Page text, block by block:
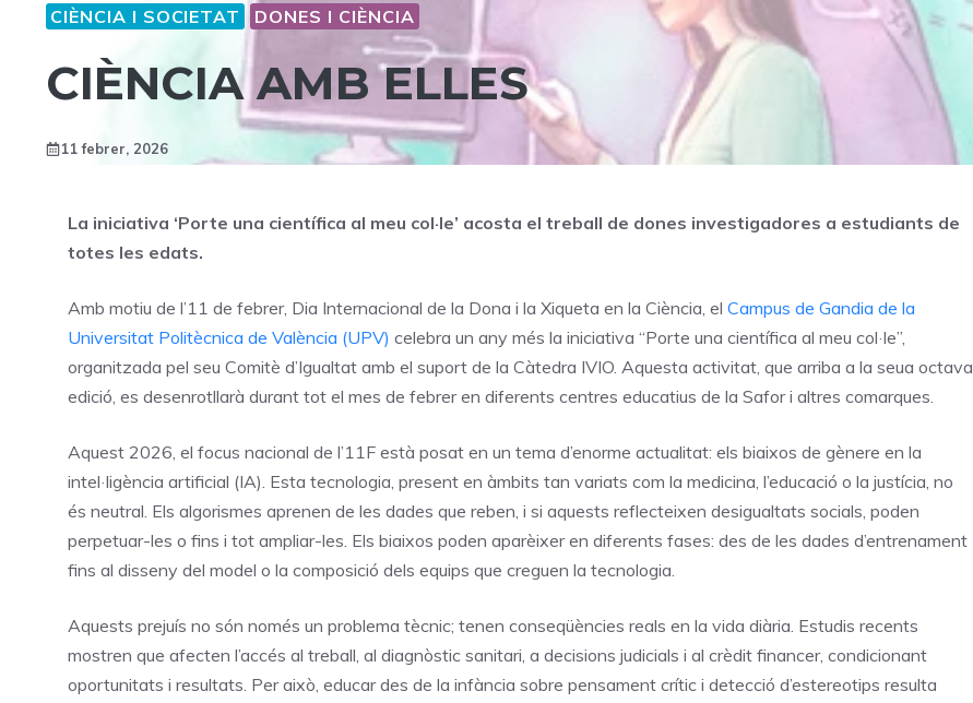
CIÈNCIA I SOCIETAT DONES I CIÈNCIA
CIÈNCIA AMB ELLES
11 febrer, 2026
La iniciativa ‘Porte una científica al meu col·le’ acosta el treball de dones investigadores a estudiants de
totes les edats.
Amb motiu de l’11 de febrer, Dia Internacional de la Dona i la Xiqueta en la Ciència, el Campus de Gandia de la
Universitat Politècnica de València (UPV) celebra un any més la iniciativa “Porte una científica al meu col·le”,
organitzada pel seu Comitè d’Igualtat amb el suport de la Càtedra IVIO. Aquesta activitat, que arriba a la seua octava
edició, es desenrotllarà durant tot el mes de febrer en diferents centres educatius de la Safor i altres comarques.
Aquest 2026, el focus nacional de l’11F està posat en un tema d’enorme actualitat: els biaixos de gènere en la
intel·ligència artificial (IA). Esta tecnologia, present en àmbits tan variats com la medicina, l’educació o la justícia, no
és neutral. Els algorismes aprenen de les dades que reben, i si aquests reflecteixen desigualtats socials, poden
perpetuar-les o fins i tot ampliar-les. Els biaixos poden aparèixer en diferents fases: des de les dades d’entrenament
fins al disseny del model o la composició dels equips que creguen la tecnologia.
Aquests prejuís no són només un problema tècnic; tenen conseqüències reals en la vida diària. Estudis recents
mostren que afecten l’accés al treball, al diagnòstic sanitari, a decisions judicials i al crèdit financer, condicionant
oportunitats i resultats. Per això, educar des de la infància sobre pensament crític i detecció d’estereotips resulta